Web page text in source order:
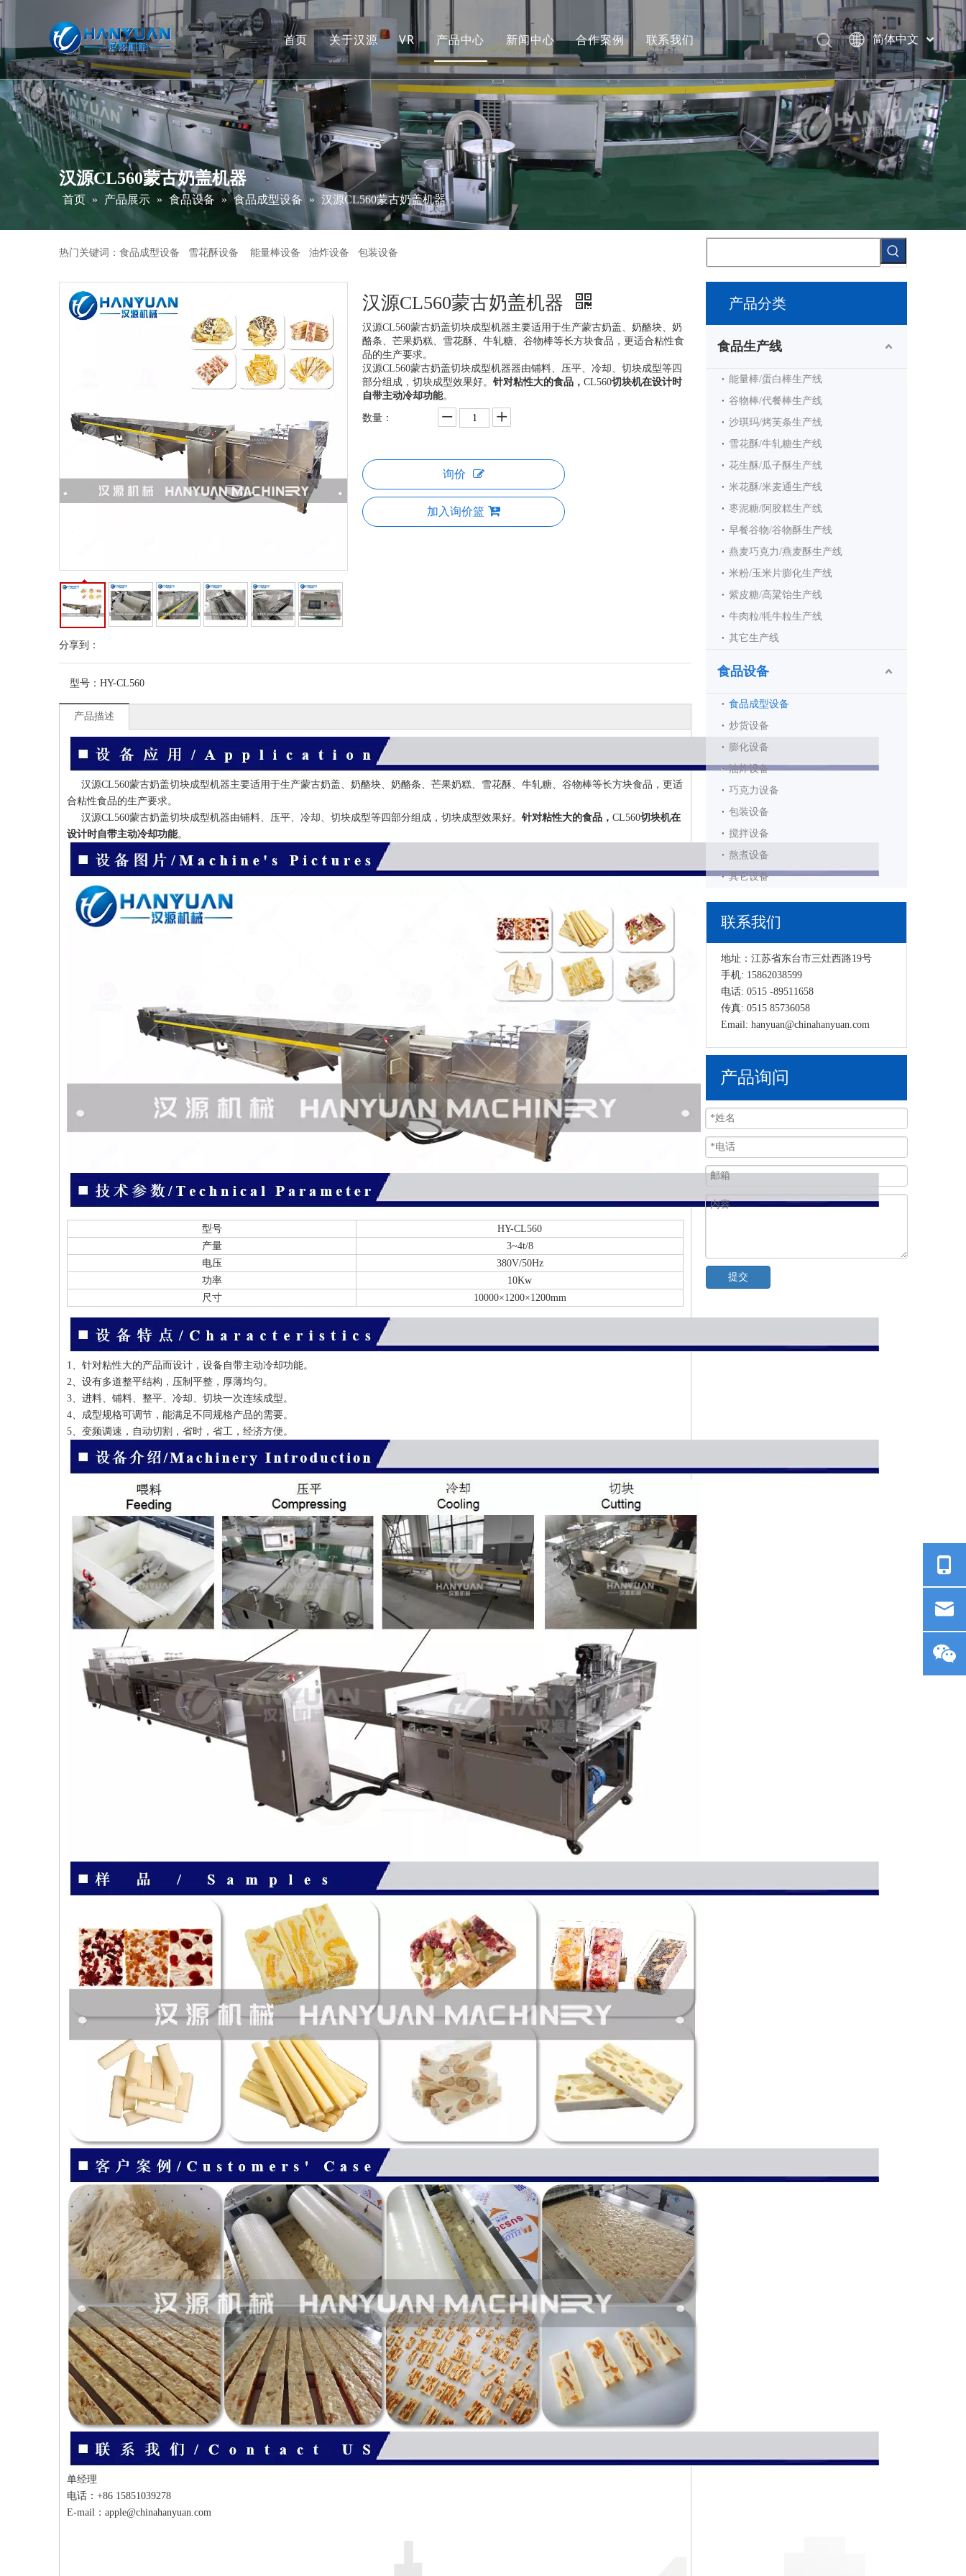
首页 关于汉源 VR 产品中心 新闻中心 合作案例 联系我们
简体中文
English
汉源CL560蒙古奶盖机器
首页 » 产品展示 » 食品设备 » 食品成型设备 » 汉源CL560蒙古奶盖机器
热门关键词：食品成型设备 雪花酥设备 能量棒设备 油炸设备 包装设备
分享到：
汉源CL560蒙古奶盖机器
汉源CL560蒙古奶盖切块成型机器主要适用于生产蒙古奶盖、奶酪块、奶
酪条、芒果奶糕、雪花酥、牛轧糖、谷物棒等长方块食品，更适合粘性食
品的生产要求。
汉源CL560蒙古奶盖切块成型机器器由铺料、压平、冷却、切块成型等四
部分组成，切块成型效果好。 针对粘性大的食品， CL560切块机在设计时
自带主动冷却功能。
数量：
询价
加入询价篮
型号： HY-CL560
产品描述
汉源CL560蒙古奶盖切块成型机器主要适用于生产蒙古奶盖、奶酪块、奶酪条、芒果奶糕、雪花酥、牛轧糖、谷物棒等长方块食品，更适
合粘性食品的生产要求。
汉源CL560蒙古奶盖切块成型机器由铺料、压平、冷却、切块成型等四部分组成，切块成型效果好。 针对粘性大的食品， CL560切块机在
设计时自带主动冷却功能。
型号
HY-CL560
产量
3~4t/8
电压
380V/50Hz
功率
10Kw
尺寸
10000×1200×1200mm
1、针对粘性大的产品而设计，设备自带主动冷却功能。
2、设有多道整平结构，压制平整，厚薄均匀。
3、进料、铺料、整平、冷却、切块一次连续成型。
4、成型规格可调节，能满足不同规格产品的需要。
5、变频调速，自动切割，省时，省工，经济方便。
单经理
电话：+86 15851039278
E-mail：apple@chinahanyuan.com
产品分类
食品生产线
能量棒/蛋白棒生产线
谷物棒/代餐棒生产线
沙琪玛/烤芙条生产线
雪花酥/牛轧糖生产线
花生酥/瓜子酥生产线
米花酥/米麦通生产线
枣泥糖/阿胶糕生产线
早餐谷物/谷物酥生产线
燕麦巧克力/燕麦酥生产线
米粉/玉米片膨化生产线
紫皮糖/高粱饴生产线
牛肉粒/牦牛粒生产线
其它生产线
食品设备
食品成型设备
炒货设备
膨化设备
油炸设备
巧克力设备
包装设备
搅拌设备
熬煮设备
其它设备
联系我们
地址：江苏省东台市三灶西路19号
手机: 15862038599
电话: 0515 -89511658
传真: 0515 85736058
Email: hanyuan@chinahanyuan.com
产品询问
提交